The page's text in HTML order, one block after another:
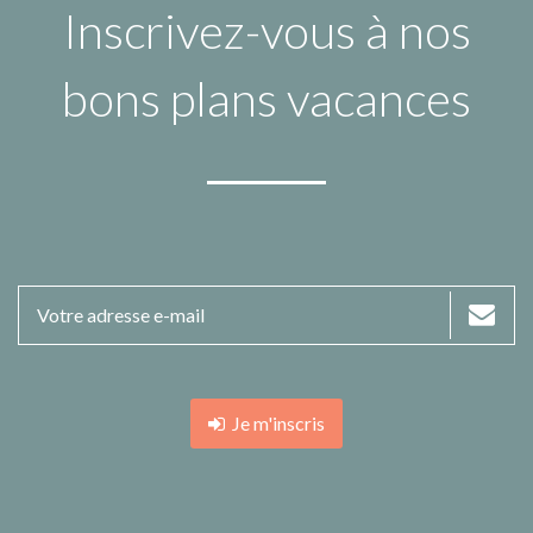
Inscrivez-vous à nos
bons plans vacances
Je m'inscris